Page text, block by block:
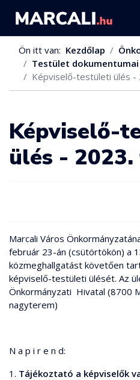
Ön itt van: Kezdőlap
Testület dokumentumai
Képviselő-testületi ülés -
Képviselő-
ülés -
Marcali Város
február 23-án (csütörtökön) a
közmeghallgatást követően
képviselő-testületi ülését. Az
Önkormányzati Hivatal (8700
nagyterem)
N a p i r e n d:
1. Tájékoztató a képviselők